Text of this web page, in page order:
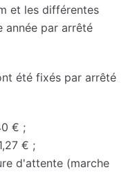
et les différentes
année par arrêté
été fixés par arrêté
€ ;
€ ;
d'attente (marche